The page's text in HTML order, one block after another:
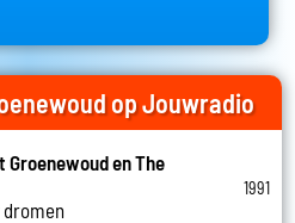
op Jouwradio
Groenewoud en The
1991